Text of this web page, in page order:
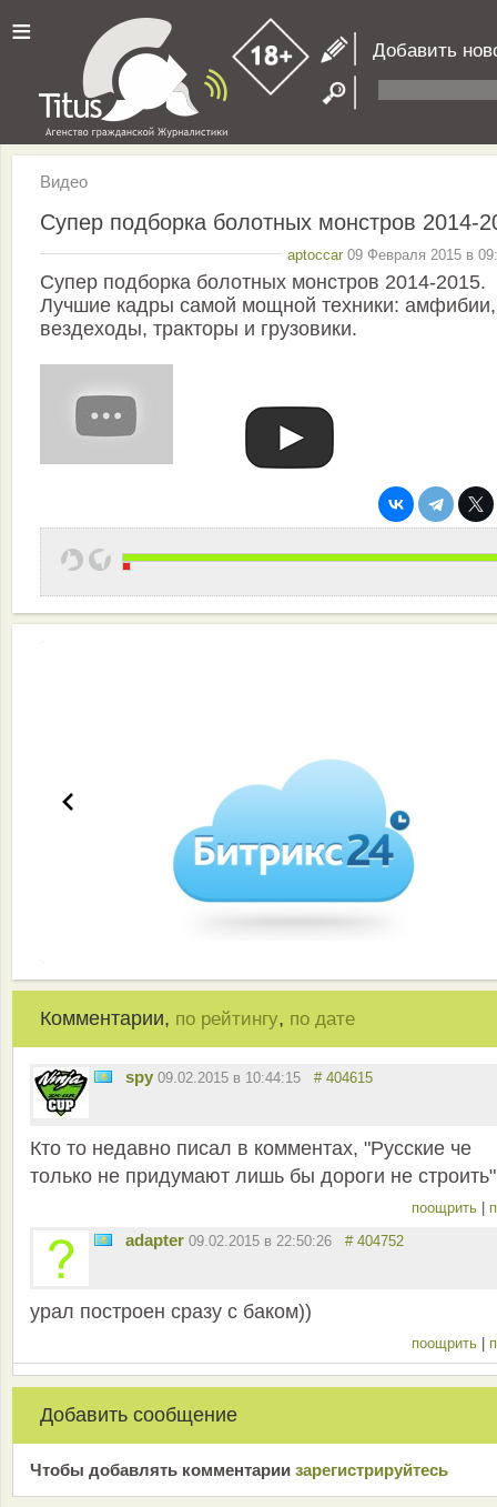
≡ Добавить
Видео
Супер подборка болотных монстров 2014-
aptoccar 09 Февраля 2015 в
Супер подборка болотных монстров 2014-2015.
Лучшие кадры самой мощной техники: амфибии,
вездеходы, тракторы и грузовики.
Комментарии, по рейтингу, по дате
spy 09.02.2015 в 10:44:15 # 404615
Кто то недавно писал в комментах, "Русские че
только не придумают лишь бы дороги не
поощрить
adapter 09.02.2015 в 22:50:26 # 404752
урал построен сразу с баком))
поощрить
Добавить сообщение
Чтобы добавлять комментарии зарeгиcтрирyйтeсь